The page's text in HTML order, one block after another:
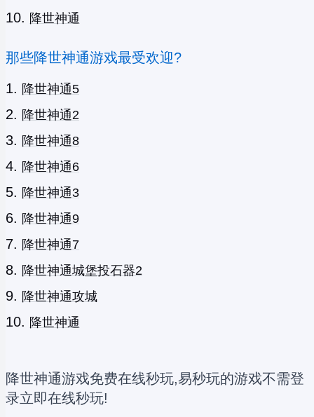
降世神通
那些降世神通游戏最受欢迎?
降世神通5
降世神通2
降世神通8
降世神通6
降世神通3
降世神通9
降世神通7
降世神通城堡投石器2
降世神通攻城
降世神通
降世神通游戏免费在线秒玩,易秒玩的游戏不需登
录立即在线秒玩!